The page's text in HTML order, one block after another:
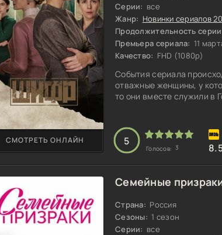
Серии: все
Жанр: Новинки сериалов
Продолжительность
Премьера сериала: 11
Качество: FHD (1080p)
События сериала
отважные женщины, у
то они вместе служили в
СМОТРЕТЬ ОНЛАЙН 5
Голосов: 3
Семейные
Страна: Россия
Сезоны: 1 сезон
Серии: все